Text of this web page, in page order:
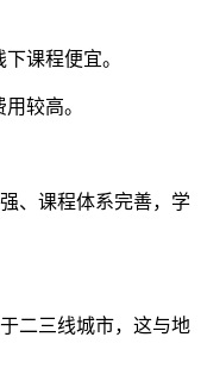
课程便宜。
较高。
、课程体系完善，学
二三线城市，这与地